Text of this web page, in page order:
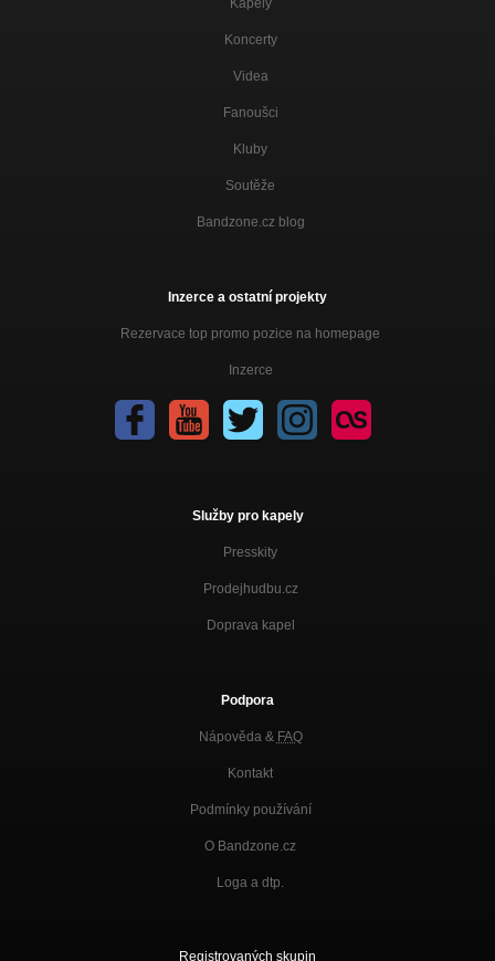
Koncerty
Videa
Fanoušci
Kluby
Soutěže
Bandzone.cz blog
Inzerce a ostatní projekty
Rezervace top promo pozice na homepage
Inzerce
Služby pro kapely
Presskity
Prodejhudbu.cz
Doprava kapel
Podpora
Nápověda & FAQ
Kontakt
Podmínky používání
O Bandzone.cz
Loga a dtp.
Registrovaných skupin